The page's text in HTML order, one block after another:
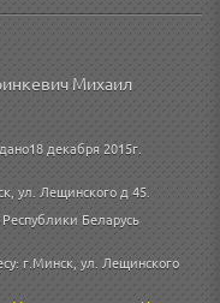
Михаил
декабря 2015г.
ул. Лещинского д 45.
Беларусь
г.Минск, ул. Лещинского